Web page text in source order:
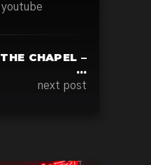
youtube
THE CHAPEL –
…
next post